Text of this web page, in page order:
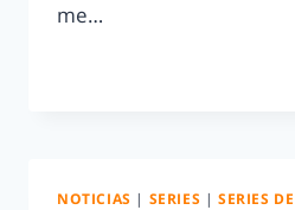
me…
NOTICIAS | SERIES | SERIES